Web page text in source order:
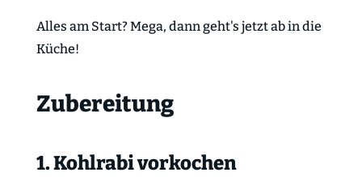
Alles am Start? Mega, dann geht's jetzt ab in die
Küche!
Zubereitung
1. Kohlrabi vorkochen